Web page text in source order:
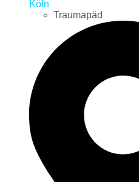
Köln
Traumapäd